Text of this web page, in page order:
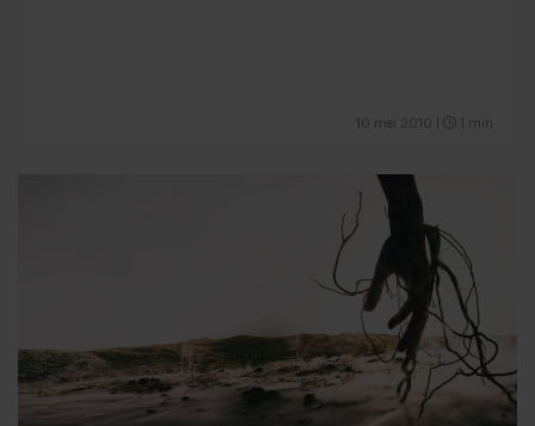
10 mei 2010 1 min